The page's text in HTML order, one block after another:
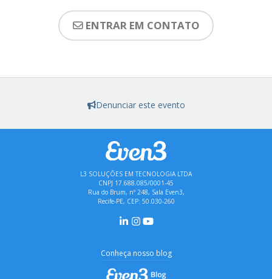
ENTRAR EM CONTATO
Denunciar este evento
L3 SOLUÇÕES EM TECNOLOGIA LTDA
CNPJ 17.688.085/0001-45
Rua do Brum, nº 248, Sala Even3,
Recife-PE, CEP: 50.030-260
Conheça nosso blog